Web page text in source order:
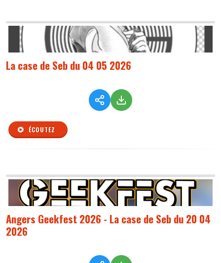
La case de Seb du 04 05 2026
ÉCOUTEZ
Angers Geekfest 2026 - La case de Seb du 20 04
2026